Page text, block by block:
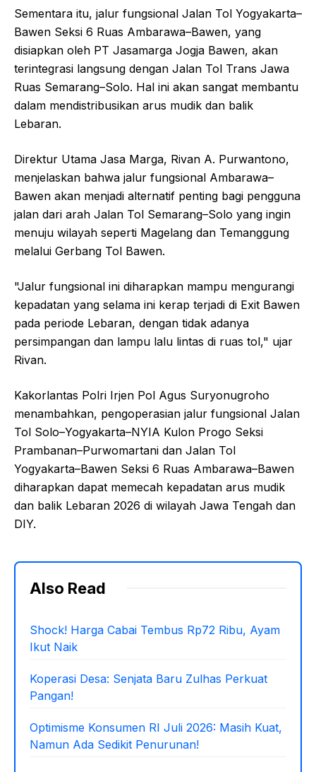
Sementara itu, jalur fungsional Jalan Tol Yogyakarta–
Bawen Seksi 6 Ruas Ambarawa–Bawen, yang
disiapkan oleh PT Jasamarga Jogja Bawen, akan
terintegrasi langsung dengan Jalan Tol Trans Jawa
Ruas Semarang–Solo. Hal ini akan sangat membantu
dalam mendistribusikan arus mudik dan balik
Lebaran.
Direktur Utama Jasa Marga, Rivan A. Purwantono,
menjelaskan bahwa jalur fungsional Ambarawa–
Bawen akan menjadi alternatif penting bagi pengguna
jalan dari arah Jalan Tol Semarang–Solo yang ingin
menuju wilayah seperti Magelang dan Temanggung
melalui Gerbang Tol Bawen.
"Jalur fungsional ini diharapkan mampu mengurangi
kepadatan yang selama ini kerap terjadi di Exit Bawen
pada periode Lebaran, dengan tidak adanya
persimpangan dan lampu lalu lintas di ruas tol," ujar
Rivan.
Kakorlantas Polri Irjen Pol Agus Suryonugroho
menambahkan, pengoperasian jalur fungsional Jalan
Tol Solo–Yogyakarta–NYIA Kulon Progo Seksi
Prambanan–Purwomartani dan Jalan Tol
Yogyakarta–Bawen Seksi 6 Ruas Ambarawa–Bawen
diharapkan dapat memecah kepadatan arus mudik
dan balik Lebaran 2026 di wilayah Jawa Tengah dan
DIY.
Also Read
Shock! Harga Cabai Tembus Rp72 Ribu, Ayam
Ikut Naik
Koperasi Desa: Senjata Baru Zulhas Perkuat
Pangan!
Optimisme Konsumen RI Juli 2026: Masih Kuat,
Namun Ada Sedikit Penurunan!